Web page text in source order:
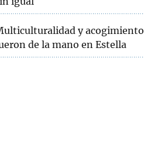
y acogimiento
de la mano en Estella